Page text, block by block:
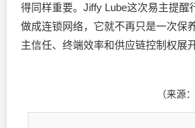
得同样重要。Jiffy Lube这次易主提醒
做成连锁网络，它就不再只是一次保
主信任、终端效率和供应链控制权展
（来源